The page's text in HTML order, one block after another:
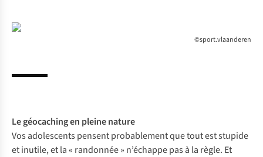
©sport.vlaanderen
Legéocachingen pleine nature
Vos adolescents pensent probablement que tout est stupide
et inutile, et la « randonnée » n’échappe pas à la règle. Et